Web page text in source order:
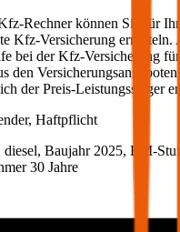
Rechner können Sie für
Kfz-Versicherung ermitteln.
bei der Kfz-Versicherung
den
der Preis-Leistungssieger
Haftpflicht
Baujahr 2025, BM-
30 Jahre